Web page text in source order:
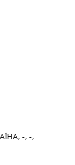
-, -,